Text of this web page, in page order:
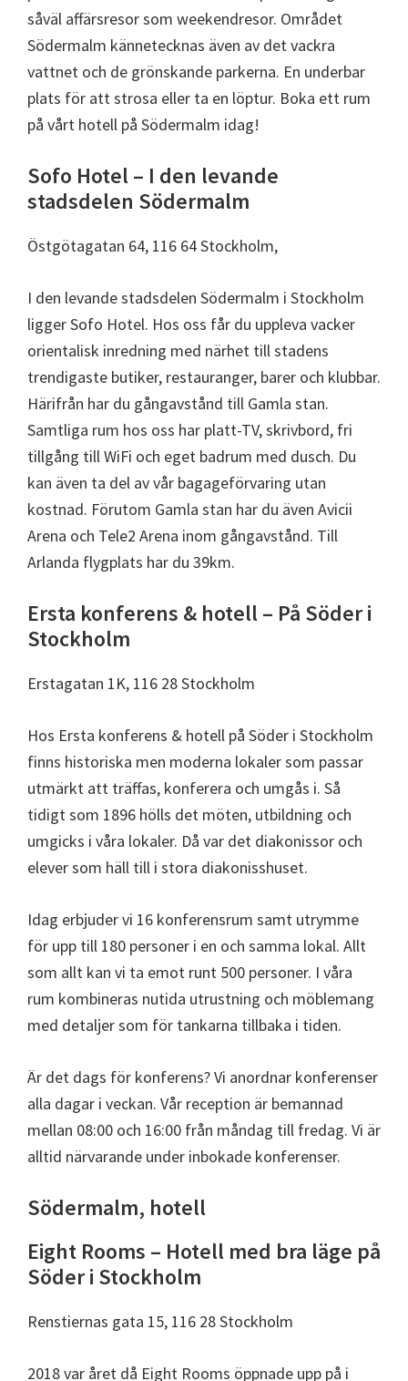
såväl affärsresor som weekendresor. Området
Södermalm kännetecknas även av det vackra
vattnet och de grönskande parkerna. En underbar
plats för att strosa eller ta en löptur. Boka ett rum
på vårt hotell på Södermalm idag!
Sofo Hotel – I den levande
stadsdelen Södermalm
Östgötagatan 64, 116 64 Stockholm,
I den levande stadsdelen Södermalm i Stockholm
ligger Sofo Hotel. Hos oss får du uppleva vacker
orientalisk inredning med närhet till stadens
trendigaste butiker, restauranger, barer och klubbar.
Härifrån har du gångavstånd till Gamla stan.
Samtliga rum hos oss har platt-TV, skrivbord, fri
tillgång till WiFi och eget badrum med dusch. Du
kan även ta del av vår bagageförvaring utan
kostnad. Förutom Gamla stan har du även Avicii
Arena och Tele2 Arena inom gångavstånd. Till
Arlanda flygplats har du 39km.
Ersta konferens & hotell – På Söder i
Stockholm
Erstagatan 1K, 116 28 Stockholm
Hos Ersta konferens & hotell på Söder i Stockholm
finns historiska men moderna lokaler som passar
utmärkt att träffas, konferera och umgås i. Så
tidigt som 1896 hölls det möten, utbildning och
umgicks i våra lokaler. Då var det diakonissor och
elever som häll till i stora diakonisshuset.
Idag erbjuder vi 16 konferensrum samt utrymme
för upp till 180 personer i en och samma lokal. Allt
som allt kan vi ta emot runt 500 personer. I våra
rum kombineras nutida utrustning och möblemang
med detaljer som för tankarna tillbaka i tiden.
Är det dags för konferens? Vi anordnar konferenser
alla dagar i veckan. Vår reception är bemannad
mellan 08:00 och 16:00 från måndag till fredag. Vi är
alltid närvarande under inbokade konferenser.
Södermalm, hotell
Eight Rooms – Hotell med bra läge på
Söder i Stockholm
Renstiernas gata 15, 116 28 Stockholm
2018 var året då Eight Rooms öppnade upp på i